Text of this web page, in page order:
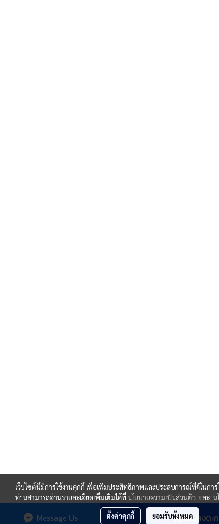
เพิ่มลงตะ
Message Us
เว็บไซต์นี้มีการใช้งานคุกกี้ เพื่อเพิ่มประสิทธิภาพและประสบการณ์ที่ดีในการ
ท่านสามารถอ่านรายละเอียดเพิ่มเติมได้ที่นโยบายความเป็นส่วนตัว และ น
ตั้งค่าคุกกี้ ยอมรับทั้งหมด